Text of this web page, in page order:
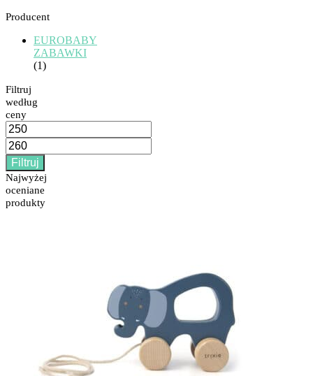
Producent
EUROBABY
ZABAWKI
(1)
Filtruj
według
ceny
Cena
min
Cena
max
Filtruj
Najwyżej
oceniane
produkty